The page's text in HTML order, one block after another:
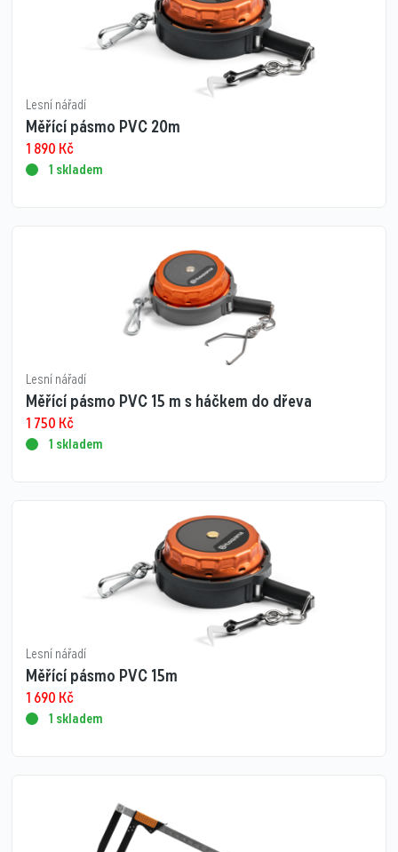
Lesní nářadí
Měřící pásmo PVC 20m
1 890 Kč
1 skladem
Lesní nářadí
Měřící pásmo PVC 15 m s háčkem do dřeva
1 750 Kč
1 skladem
Lesní nářadí
Měřící pásmo PVC 15m
1 690 Kč
1 skladem